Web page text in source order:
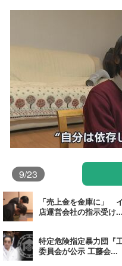
9/23
「売上金を金庫に」
店運営会社の指示受け...
特定危険指定暴力団『
委員会が公示 工藤会...